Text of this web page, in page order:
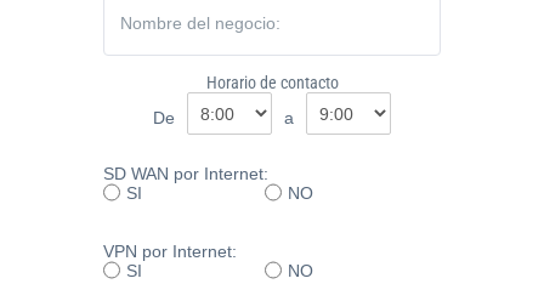
Atención
Nombre del negocio:
Horario de contacto
De
a
SD WAN por Internet:
SI
NO
VPN por Internet:
SI
NO